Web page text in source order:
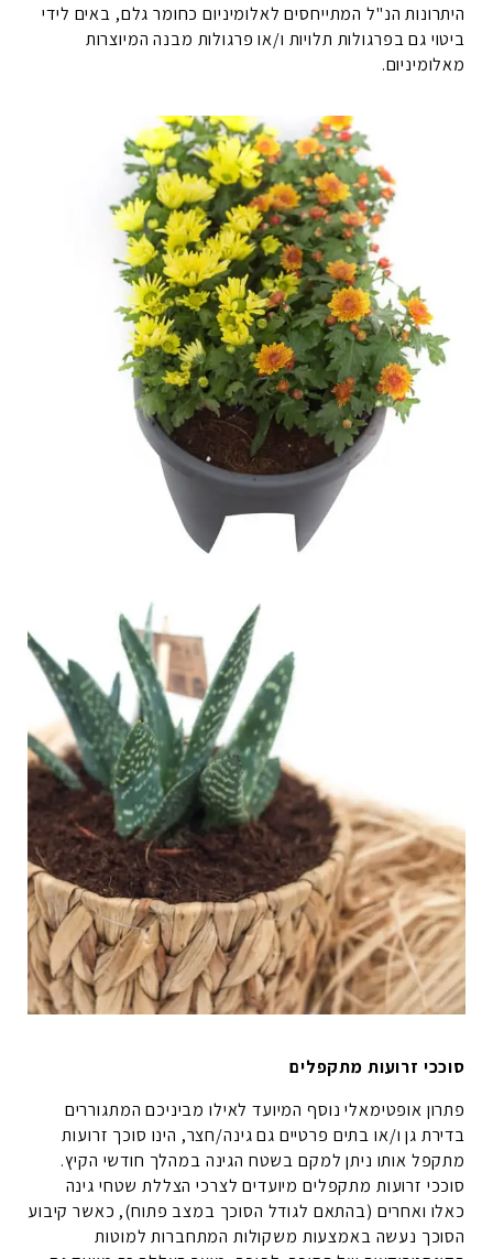
היתרונות הנ"ל המתייחסים לאלומיניום כחומר גלם, באים לידי
ביטוי גם בפרגולות תלויות ו/או פרגולות מבנה המיוצרות
מאלומיניום.
סוככי זרועות מתקפלים
פתרון אופטימאלי נוסף המיועד לאילו מביניכם המתגוררים
בדירת גן ו/או בתים פרטיים גם גינה/חצר, הינו סוכך זרועות
מתקפל אותו ניתן למקם בשטח הגינה במהלך חודשי הקיץ.
סוככי זרועות מתקפלים מיועדים לצרכי הצללת שטחי גינה
כאלו ואחרים (בהתאם לגודל הסוכך במצב פתוח), כאשר קיבוע
הסוכך נעשה באמצעות משקולות המתחברות למוטות